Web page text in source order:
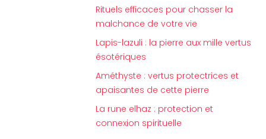
Rituels efficaces pour chasser la
malchance de votre vie
Lapis-lazuli : la pierre aux mille vertus
ésotériques
Améthyste : vertus protectrices et
apaisantes de cette pierre
La rune elhaz : protection et
connexion spirituelle